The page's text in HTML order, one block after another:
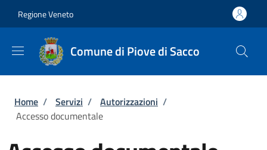
Regione Veneto
Comune di Piove di Sacco
Briciole di pane
Home / Servizi / Autorizzazioni /
Accesso documentale